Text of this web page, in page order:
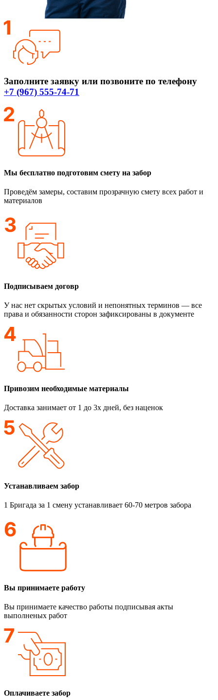
Заполните заявку или позвоните по телефону
+7 (967) 555-74-71
Мы бесплатно подготовим смету на забор
Проведём замеры, составим прозрачную смету всех работ и
материалов
Подписываем договр
У нас нет скрытых условий и непонятных терминов — все
права и обязанности сторон зафиксированы в документе
Привозим необходимые материалы
Доставка занимает от 1 до 3х дней, без наценок
Устанавливаем забор
1 Бригада за 1 смену устанавливает 60-70 метров забора
Вы принимаете работу
Вы принимаете качество работы подписывая акты
выполненых работ
Оплачиваете забор